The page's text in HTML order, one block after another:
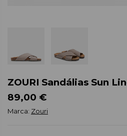
ZOURI Sandálias Sun
89,00 €
Marca: Zouri